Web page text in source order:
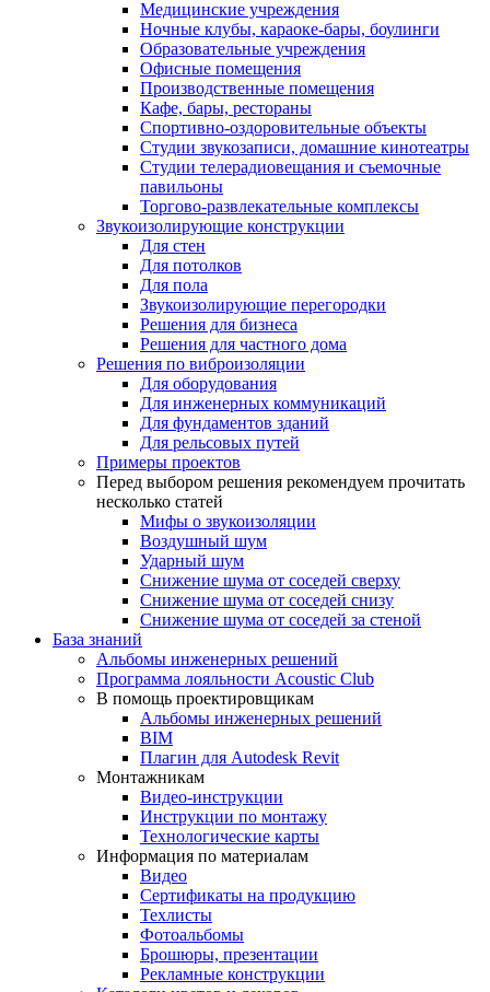
Медицинские учреждения
Ночные клубы, караоке-бары, боулинги
Образовательные учреждения
Офисные помещения
Производственные помещения
Кафе, бары, рестораны
Спортивно-оздоровительные объекты
Студии звукозаписи, домашние кинотеатры
Студии телерадиовещания и съемочные
павильоны
Торгово-развлекательные комплексы
Звукоизолирующие конструкции
Для стен
Для потолков
Для пола
Звукоизолирующие перегородки
Решения для бизнеса
Решения для частного дома
Решения по виброизоляции
Для оборудования
Для инженерных коммуникаций
Для фундаментов зданий
Для рельсовых путей
Примеры проектов
Перед выбором решения рекомендуем прочитать
несколько статей
Мифы о звукоизоляции
Воздушный шум
Ударный шум
Снижение шума от соседей сверху
Снижение шума от соседей снизу
Снижение шума от соседей за стеной
База знаний
Альбомы инженерных решений
Программа лояльности Acoustic Club
В помощь проектировщикам
Альбомы инженерных решений
BIM
Плагин для Autodesk Revit
Монтажникам
Видео-инструкции
Инструкции по монтажу
Технологические карты
Информация по материалам
Видео
Сертификаты на продукцию
Техлисты
Фотоальбомы
Брошюры, презентации
Рекламные конструкции